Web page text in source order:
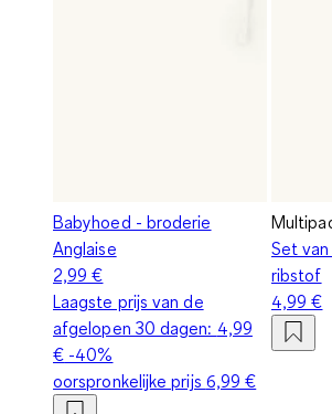
Babyhoed - broderie
Anglaise
2,99 €
Laagste prijs van de
afgelopen 30 dagen: 4,99
€ -40%
oorspronkelijke prijs 6,99 €
Set
ribstof
4,99 €